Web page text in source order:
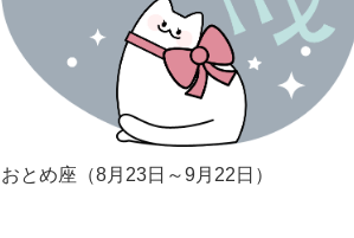
おとめ座（8月23日～9月22日）